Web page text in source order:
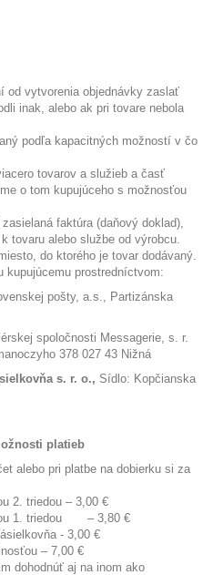
od vytvorenia objednávky zaslať
inak, alebo ak pri tovare nebola
podľa kapacitných možností v čo
tovarov a služieb a časť
o tom kupujúceho s možnosťou
faktúra (daňový doklad),
tovaru alebo službe od výrobcu.
do ktorého je tovar dodávaný.
kupujúcemu prostredníctvom:
a.s., Partizánska
spoločnosti Messagerie, s. r.
378 027 43 Nižná
s. r. o., Sídlo: Kopčianska
platieb
alebo pri platbe na dobierku si za
2. triedou – 3,00 €
1. triedou – 3,80 €
- 3,00 €
– 7,00 €
dohodnúť aj na inom ako